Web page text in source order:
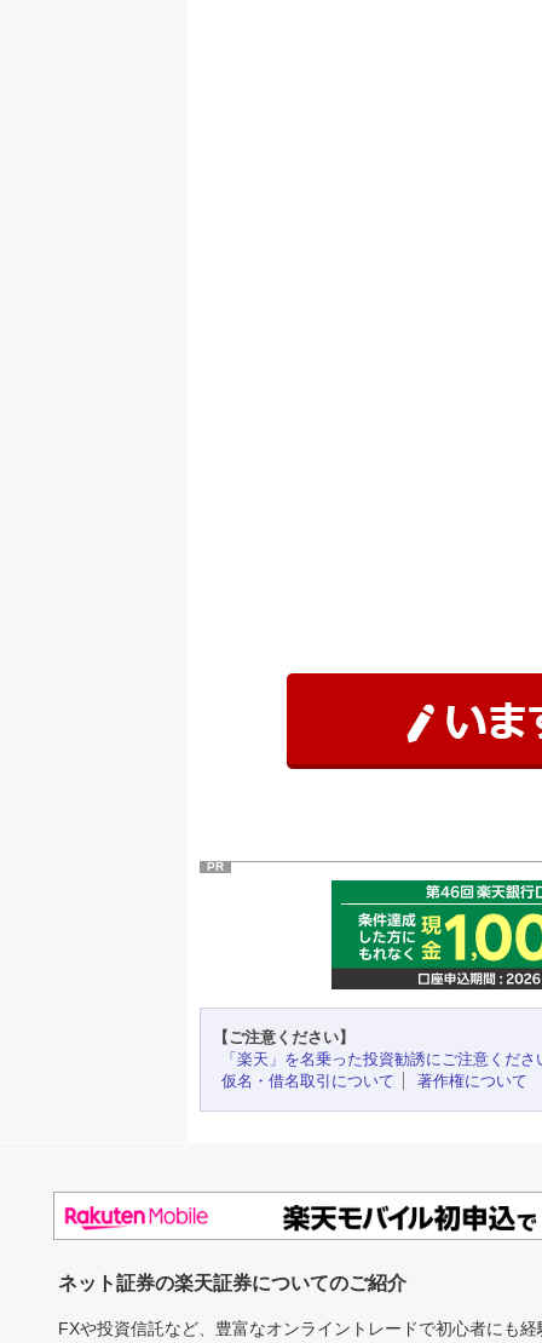
PR
【ご注意ください】
「楽天」を名乗った投資勧誘にご注意くださ
仮名・借名取引について
著作権について
ネット証券の楽天証券についてのご紹介
FXや投資信託など、豊富なオンライントレードで初心者にも